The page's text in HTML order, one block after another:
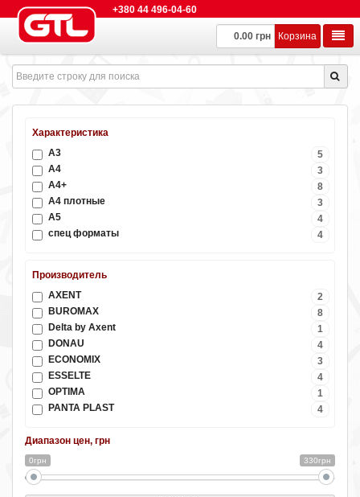
+380 44 496-04-60
0.00 грн Корзина
Характеристика
5
А3
3
А4
8
А4+
3
А4 плотные
4
А5
4
спец форматы
Производитель
2
AXENT
8
BUROMAX
1
Delta by Axent
4
DONAU
3
ECONOMIX
4
ESSELTE
1
OPTIMA
4
PANTA PLAST
Диапазон цен, грн
0грн 330грн